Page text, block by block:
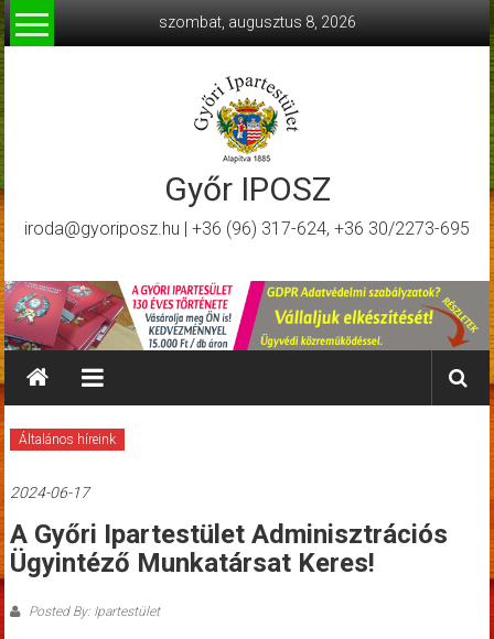
Skip
to
content
szombat, augusztus 8, 2026
Győr IPOSZ
iroda@gyoriposz.hu | +36 (96) 317-624, +36 30/2273-695
Általános híreink
2024-06-17
A Győri Ipartestület Adminisztrációs
Ügyintéző Munkatársat Keres!
Posted By: Ipartestület